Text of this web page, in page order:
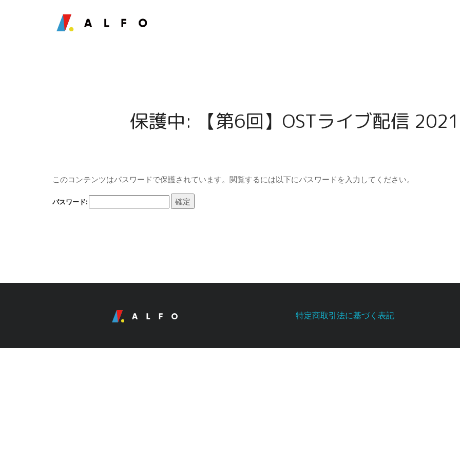
保護中: 【第6回】OSTライブ配信
このコンテンツはパスワードで保護されています。閲覧するには以下にパスワードを入力してください。
パスワード:
特定商取引法に基づく表記